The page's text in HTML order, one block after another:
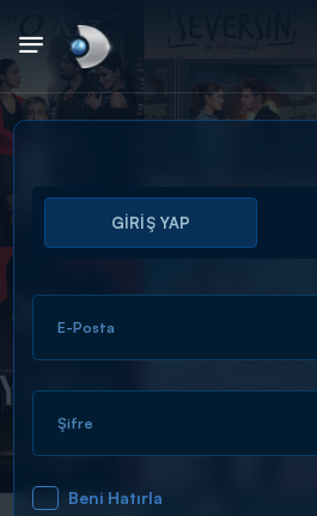
Arama
ARAMA SONUÇLARI
GİRİŞ YAP
E-Posta
Şifre
Beni Hatırla